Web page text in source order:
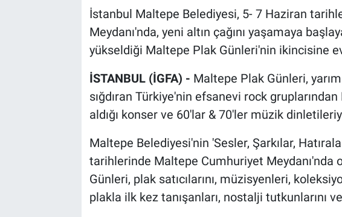
İstanbul Maltepe Belediyesi, 5- 7 Haziran
Meydanı'nda, yeni altın çağını yaşamaya
yükseldiği Maltepe Plak Günleri'nin ikincisine
İSTANBUL (İGFA) - Maltepe Plak Günleri,
sığdıran Türkiye'nin efsanevi rock
aldığı konser ve 60'lar & 70'ler müzik
Maltepe Belediyesi'nin 'Sesler, Şarkılar,
tarihlerinde Maltepe Cumhuriyet Meydanı'nda
Günleri, plak satıcılarını, müzisyenleri,
plakla ilk kez tanışanları, nostalji tutkunlarını